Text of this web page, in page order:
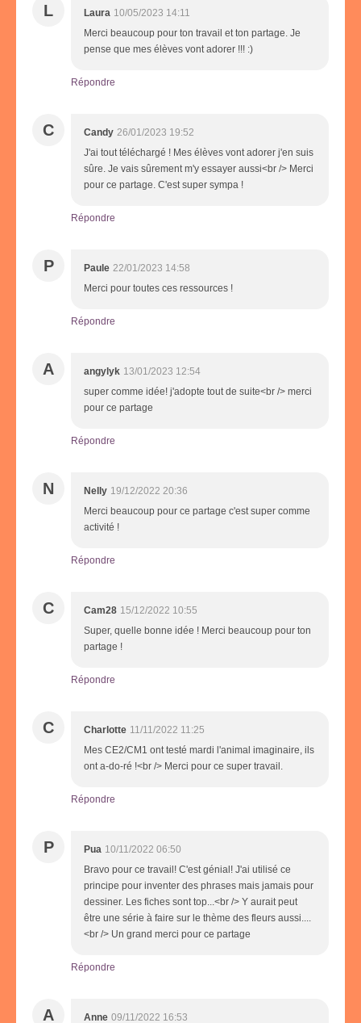
L Laura 10/05/2023 14:11
Merci beaucoup pour ton travail et ton partage. Je
pense que mes élèves vont adorer !!! :)
Répondre
C Candy 26/01/2023 19:52
J'ai tout téléchargé ! Mes élèves vont adorer j'en suis
sûre. Je vais sûrement m'y essayer aussi<br /> Merci
pour ce partage. C'est super sympa !
Répondre
P Paule 22/01/2023 14:58
Merci pour toutes ces ressources !
Répondre
A angylyk 13/01/2023 12:54
super comme idée! j'adopte tout de suite<br /> merci
pour ce partage
Répondre
N Nelly 19/12/2022 20:36
Merci beaucoup pour ce partage c'est super comme
activité !
Répondre
C Cam28 15/12/2022 10:55
Super, quelle bonne idée ! Merci beaucoup pour ton
partage !
Répondre
C Charlotte 11/11/2022 11:25
Mes CE2/CM1 ont testé mardi l'animal imaginaire, ils
ont a-do-ré !<br /> Merci pour ce super travail.
Répondre
P Pua 10/11/2022 06:50
Bravo pour ce travail! C'est génial! J'ai utilisé ce
principe pour inventer des phrases mais jamais pour
dessiner. Les fiches sont top...<br /> Y aurait peut
être une série à faire sur le thème des fleurs aussi....
<br /> Un grand merci pour ce partage
Répondre
A Anne 09/11/2022 16:53